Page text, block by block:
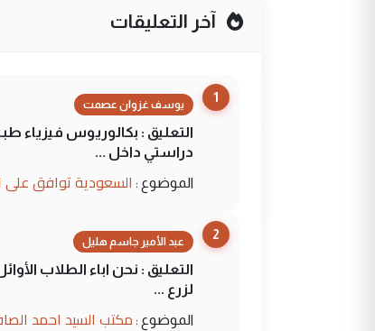
آخر التعليقات
1
يوسف غزوان عصمت
التعليق : بكالوريوس فيزياء
دراستي داخل ...
الموضوع : السعودية توافق على الاستمرار في إعطاء 100
2
عبد الأمير جاسم هليل
التعليق : نحن اباء الطلاب
لزرع ...
الموضوع : مكتب السيد احمد